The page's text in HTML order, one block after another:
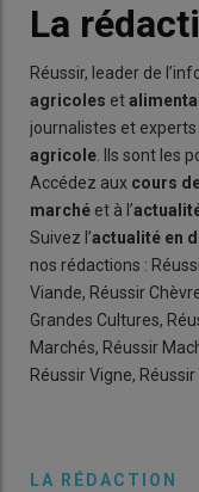
La
Réussir, leader de
agricoles et
journalistes et
agricole . Ils sont les
Accédez aux cours
marché et à l’
Suivez l’actualité en
nos rédactions :
Viande, Réussir
Grandes Cultures,
Marchés, Réussir
Réussir Vigne, Réussir
LA RÉDACTION